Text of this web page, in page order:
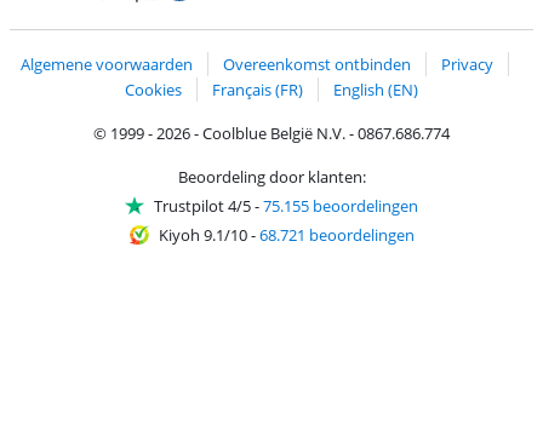
Algemene voorwaarden Overeenkomst ontbinden
Privacy
Cookies
Français (FR)
English (EN)
© 1999 - 2026 - Coolblue België N.V. - 0867.686.774
Beoordeling door klanten:
Trustpilot 4/5-75.155 beoordelingen
Kiyoh 9.1/10-68.721 beoordelingen